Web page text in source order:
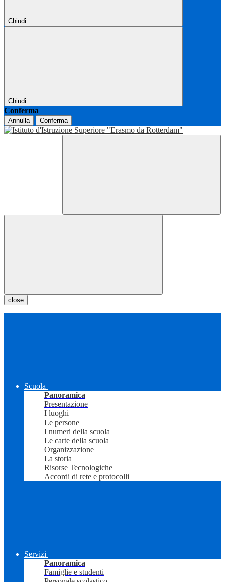
Chiudi
Chiudi
Conferma
Annulla Conferma
close
Scuola
Panoramica
Presentazione
I luoghi
Le persone
I numeri della scuola
Le carte della scuola
Organizzazione
La storia
Risorse Tecnologiche
Accordi di rete e protocolli
Servizi
Panoramica
Famiglie e studenti